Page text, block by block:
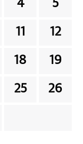
4 5
11 12
18 19
25 26